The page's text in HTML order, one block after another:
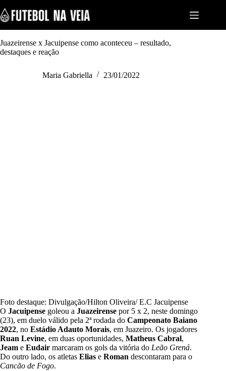
k
i
p
t
o
Juazeirense x Jacuipense como aconteceu – resultado,
destaques e reação
Maria Gabriella 23/01/2022
Foto destaque: Divulgação/Hilton Oliveira/ E.C Jacuipense
O Jacuipense goleou a Juazeirense por 5 x 2, neste domingo
(23), em duelo válido pela 2ª rodada do Campeonato Baiano
2022, no Estádio Adauto Morais, em Juazeiro. Os jogadores
Ruan Levine, em duas oportunidades, Matheus Cabral,
Jeam e Eudair marcaram os gols da vitória do Leão Grená.
Do outro lado, os atletas Elias e Roman descontaram para o
Cancão de Fogo.